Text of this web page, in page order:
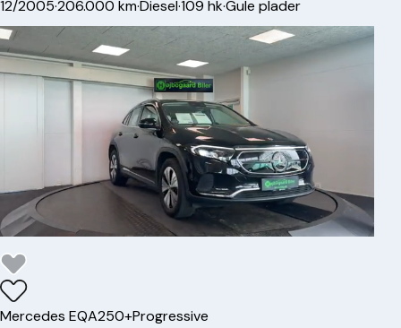
12/2005·206.000 km·Diesel·109 hk·Gule plader
Mercedes EQA250+Progressive